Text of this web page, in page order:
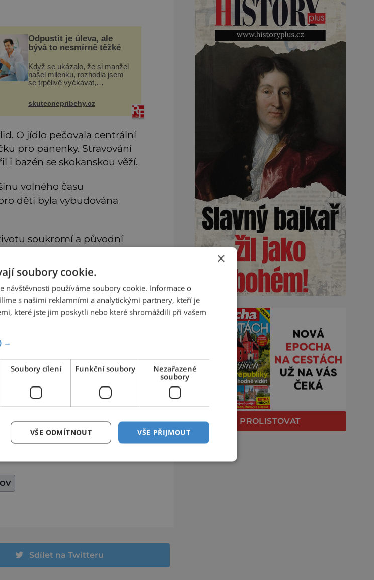
Odpustit je úleva, ale
bývá to nesmírně těžké
Když se ukázalo, že si manžel
našel milenku, rozhodla jsem
se trpělivě vyčkávat,
to jedna z nejtěžších věcí na
světě. Ale každý, kdo s tím
skutecnepribehy.cz
O jídlo pečovala centrální
pro panenky. Stravování
bazén se skokanskou věží.
volného času
děti byla vybudována
soukromí a původní
funguje jako běžný bytový
Sdílet na Twitteru
PROLISTOVAT
×
soubory cookie.
návštěvnosti používáme soubory cookie. Informace o
s našimi reklamními a analytickými partnery, kteří je
které jste jim poskytli nebo které shromáždili při vašem
→
Soubory cílení Funkční soubory
Nezařazené
soubory
VŠE PŘIJMOUT
VŠE ODMÍTNOUT